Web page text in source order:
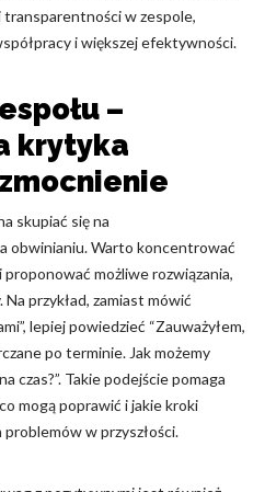
w zespole,
i większej efektywności.
–
krytyka
skupiać się na
obwinianiu. Warto koncentrować
możliwe rozwiązania,
przykład, zamiast mówić
lepiej powiedzieć “Zauważyłem,
po terminie. Jak możemy
czas?”. Takie podejście pomaga
mogą poprawić i jakie kroki
w przyszłości.